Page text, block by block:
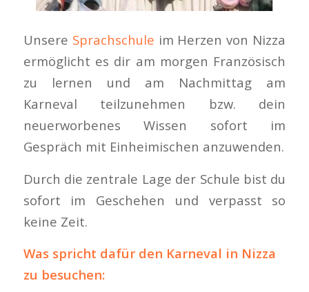
Unsere Sprachschule im Herzen von Nizza
ermöglicht es dir am morgen Französisch
zu lernen und am Nachmittag am
Karneval teilzunehmen bzw. dein
neuerworbenes Wissen sofort im
Gespräch mit Einheimischen anzuwenden.
Durch die zentrale Lage der Schule bist du
sofort im Geschehen und verpasst so
keine Zeit.
Was spricht dafür den Karneval in Nizza
zu besuchen: